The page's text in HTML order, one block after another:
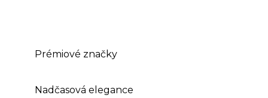
Prémiové značky
Nadčasová elegance